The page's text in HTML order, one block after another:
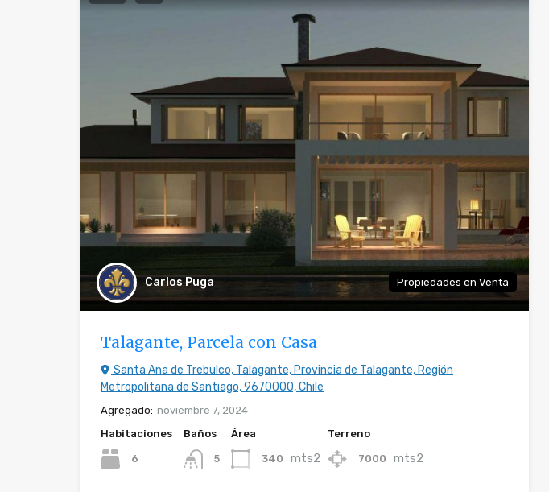
Carlos Puga Propiedades en Venta
Talagante, Parcela con Casa
Santa Ana de Trebulco, Talagante, Provincia de Talagante, Región
Metropolitana de Santiago, 9670000, Chile
Agregado: noviembre 7, 2024
Habitaciones
6
Baños
5
Área
340 mts2
Terreno
7000 mts2